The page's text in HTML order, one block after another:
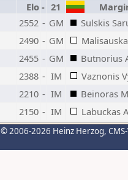
Elo - 21
2552 - GM
Sulskis
2490 - GM
2455 - GM
Butnorius
2388 - IM
Vaznonis
2210 - IM
Beinoras
2150 - IM Labuckas
© 2006-2026 Heinz Herzog,